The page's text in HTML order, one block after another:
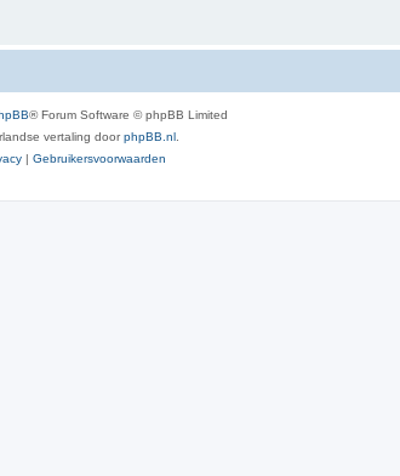
® Forum Software © phpBB Limited
vertaling doorphpBB.nl
| Gebruikersvoorwaarden